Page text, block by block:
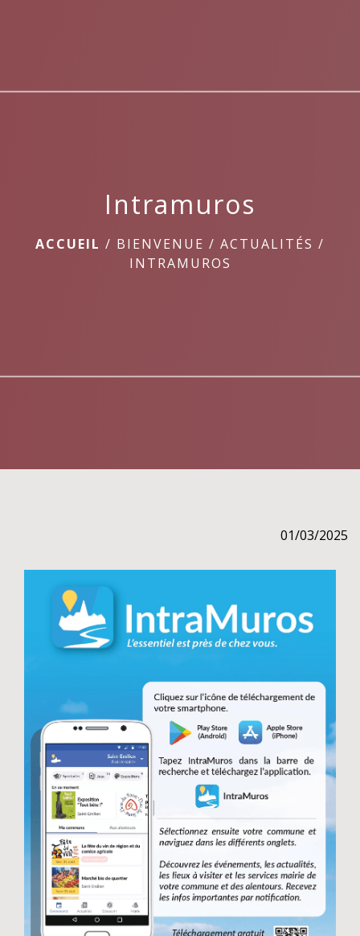
Intramuros
ACCUEIL / BIENVENUE / ACTUALITÉS /
INTRAMUROS
01/03/2025